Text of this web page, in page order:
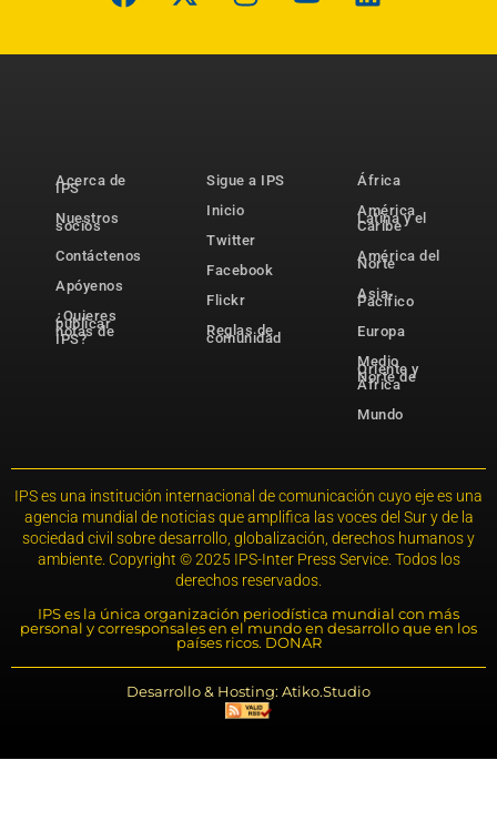
Acerca de
IPS
Nuestros
socios
Contáctenos
Apóyenos
¿Quieres
publicar
notas de
IPS?
Sigue a IPS
Inicio
Twitter
Facebook
Flickr
Reglas de
comunidad
África
América
Latina y el
Caribe
América del
Norte
Asia-
Pacífico
Europa
Medio
Oriente y
Norte de
África
Mundo
IPS es una institución internacional de comunicación cuyo eje es una
agencia mundial de noticias que amplifica las voces del Sur y de la
sociedad civil sobre desarrollo, globalización, derechos humanos y
ambiente. Copyright © 2025 IPS-Inter Press Service. Todos los
derechos reservados.
IPS es la única organización periodística mundial con más
personal y corresponsales en el mundo en desarrollo que en los
países ricos. DONAR
Desarrollo & Hosting: Atiko.Studio